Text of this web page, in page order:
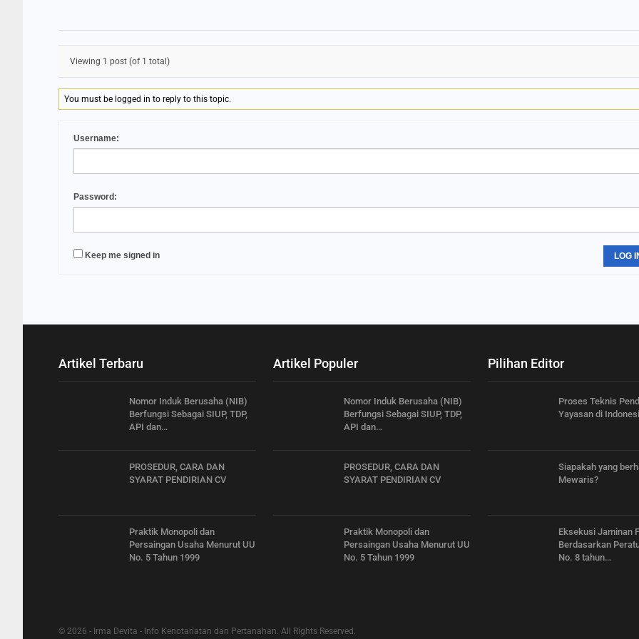
Viewing 1 post (of 1 total)
You must be logged in to reply to this topic.
Username:
Password:
Keep me signed in LOG
Artikel Terbaru
Nomor Induk Berusaha (NIB)
Berfungsi Sebagai SIUP, TDP,
API dan…
PROSEDUR, CARA DAN
SYARAT PENDIRIAN CV
Praktik Monopoli dan
Persaingan Usaha Menurut UU
No. 5 Tahun 1999
Artikel Populer
Nomor Induk Berusaha (NIB)
Berfungsi Sebagai SIUP, TDP,
API dan…
PROSEDUR, CARA DAN
SYARAT PENDIRIAN CV
Praktik Monopoli dan
Persaingan Usaha Menurut UU
No. 5 Tahun 1999
Pilihan Editor
Proses Teknis
Yayasan di
Siapakah yang
Mewaris?
Eksekusi Jaminan
Berdasarkan
No. 8 tahun…
© 2026 - Irma Devita - Info Kenotariatan dan Pertanahan. All Rights Reserved.